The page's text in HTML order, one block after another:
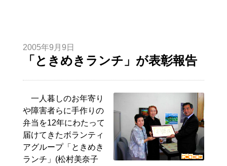
2005年9月9日
「ときめきランチ」が表彰報告
一人暮しのお年寄り
や障害者らに手作りの
弁当を12年にわたって
届けてきたボランティ
アグループ「ときめき
ランチ」(松村美奈子